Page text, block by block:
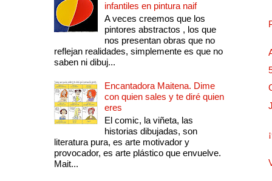
infantiles en pintura naif
A veces creemos que los
pintores abstractos , los que
nos presentan obras que no
reflejan realidades, simplemente es que no
saben ni dibuj...
Encantadora Maitena. Dime
con quien sales y te diré quien
eres
El comic, la viñeta, las
historias dibujadas, son
literatura pura, es arte motivador y
provocador, es arte plástico que envuelve.
Mait...